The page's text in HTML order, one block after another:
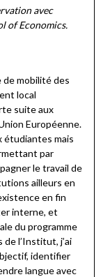
avec
of Economics.
de mobilité des
local
suite aux
Européenne.
étudiantes mais
par
le travail de
ailleurs en
en fin
interne, et
du programme
l’Institut, j’ai
identifier
langue avec